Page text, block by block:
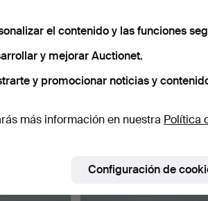
archivo que
el contenido y las funciones
y mejorar Auctionet.
y promocionar noticias y
más información en nuestra Política
Configuración de